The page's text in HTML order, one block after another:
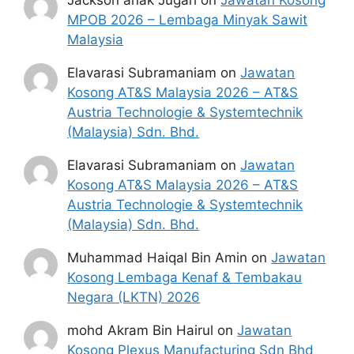
Sebelum membuat permohonan sila
pastikan anda login/register dan mengisi
lengkap dan tepat.
Perlu diingatkan, hanya pemohon yang
layak sahaja akan dipanggil ke
temuduga. Sila lengkapkan dan
didaftarkan.
Permohonan yang tidak menerima
sebarang jawapan selepas6 bulandari
tarikh iklan ditutup hendaklah
menganggap permohonan mereka tidak
berjaya.
MPOB 2026 – Lembaga Minyak Sawit
Malaysia
Elavarasi Subramaniam onJawatan
Kosong AT&S Malaysia 2026 – AT&S
Austria Technologie & Systemtechnik
(Malaysia) Sdn. Bhd.
Elavarasi Subramaniam onJawatan
Kosong AT&S Malaysia 2026 – AT&S
Austria Technologie & Systemtechnik
(Malaysia) Sdn. Bhd.
Muhammad Haiqal Bin Amin onJawatan
Kosong Lembaga Kenaf & Tembakau
Negara (LKTN) 2026
mohd Akram Bin Hairul onJawatan
Kosong Plexus Manufacturing Sdn Bhd